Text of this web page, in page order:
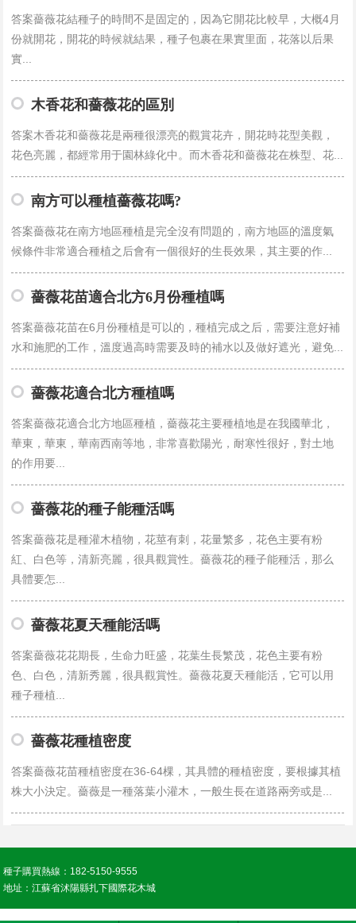
答案薔薇花結種子的時間不是固定的，因為它開花比較早，大概4月
份就開花，開花的時候就結果，種子包裹在果實里面，花落以后果
實...
木香花和薔薇花的區別
答案木香花和薔薇花是兩種很漂亮的觀賞花卉，開花時花型美觀，
花色亮麗，都經常用于園林綠化中。而木香花和薔薇花在株型、花...
南方可以種植薔薇花嗎?
答案薔薇花在南方地區種植是完全沒有問題的，南方地區的溫度氣
候條件非常適合種植之后會有一個很好的生長效果，其主要的作...
薔薇花苗適合北方6月份種植嗎
答案薔薇花苗在6月份種植是可以的，種植完成之后，需要注意好補
水和施肥的工作，溫度過高時需要及時的補水以及做好遮光，避免...
薔薇花適合北方種植嗎
答案薔薇花適合北方地區種植，薔薇花主要種植地是在我國華北，
華東，華東，華南西南等地，非常喜歡陽光，耐寒性很好，對土地
的作用要...
薔薇花的種子能種活嗎
答案薔薇花是種灌木植物，花莖有刺，花量繁多，花色主要有粉
紅、白色等，清新亮麗，很具觀賞性。薔薇花的種子能種活，那么
具體要怎...
薔薇花夏天種能活嗎
答案薔薇花花期長，生命力旺盛，花葉生長繁茂，花色主要有粉
色、白色，清新秀麗，很具觀賞性。薔薇花夏天種能活，它可以用
種子種植...
薔薇花種植密度
答案薔薇花苗種植密度在36-64棵，其具體的種植密度，要根據其植
株大小決定。薔薇是一種落葉小灌木，一般生長在道路兩旁或是...
種子購買熱線：182-5150-9555
地址：江蘇省沭陽縣扎下國際花木城